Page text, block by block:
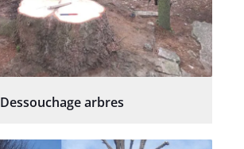
Dessouchage arbres